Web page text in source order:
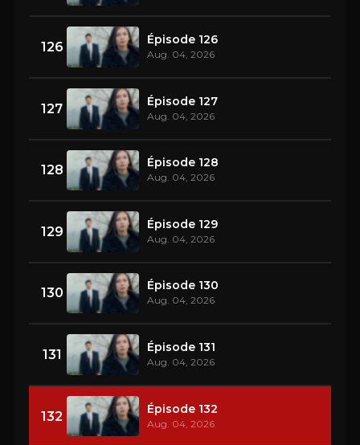
126 Épisode 126
Aug. 04, 2026
127 Épisode 127
Aug. 04, 2026
128 Épisode 128
Aug. 04, 2026
129 Épisode 129
Aug. 04, 2026
130 Épisode 130
Aug. 04, 2026
131 Épisode 131
Aug. 04, 2026
132 Épisode 132
Aug. 04, 2026